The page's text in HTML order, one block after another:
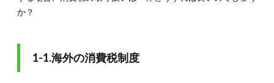
ース
消費
か？
1-1.海外の消費税制度